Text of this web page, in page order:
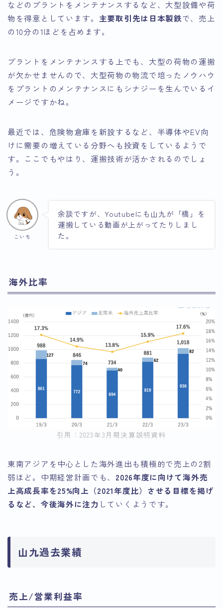
などのプラントをメンテナンスするなど、大型設備や荷
物を得意としています。 主要取引先は日本製鉄で、売上
の10分の1ほどを占めます。
プラントをメンテナンスする上でも、大型の荷物の運搬
が欠かせませんので、大型荷物の物流で培ったノウハウ
をプラントのメンテナンスにもシナジーを生んでいるイ
メージですかね。
最近では、危険物倉庫を新設するなど、半導体やEV向
けに需要の増えている分野へも投資をしているようで
す。ここでもやはり、運搬技術が活かされるのでしょ
う。
こいち
余談ですが、Youtubeにも山九が「橋」を
運搬している動画が上がってたりしまし
た。
海外比率
引用：2023年3月期決算説明資料
東南アジアを中心とした海外進出も積極的で売上の2割
弱ほど。中期経営計画でも、 2026年度に向けて海外売
上高成長率を25%向上（2021年度比）させる目標を掲げ
るなど、今後海外に注力 していくようです。
山九過去業績
売上/営業利益率